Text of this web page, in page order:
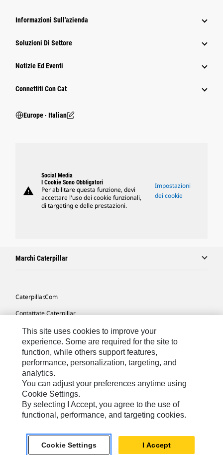
Informazioni Sull'azienda
Soluzioni Di Settore
Notizie Ed Eventi
Connettiti Con Cat
Europe ‧ Italian
warning
Social Media
I Cookie Sono Obbligatori
Per abilitare questa funzione, devi
accettare l'uso dei cookie funzionali,
di targeting e delle prestazioni.
Impostazioni
dei cookie
Marchi Caterpillar
Caterpillar.com
Contattate Caterpillar
Le Mie Preferenze Di Marketing
Mappa Del Sito
Cookie Settings
Informazioni Legali
Tutela Della Privacy
Europe - Italian© 2026 Caterpillar. Tutti i diritti riservati.
This site uses cookies to improve your
experience. Some are required for the site to
function, while others support features,
performance, personalization, targeting, and
analytics.
You can adjust your preferences anytime using
Cookie Settings.
By selecting I Accept, you agree to the use of
functional, performance, and targeting cookies.
Cookie Settings I Accept